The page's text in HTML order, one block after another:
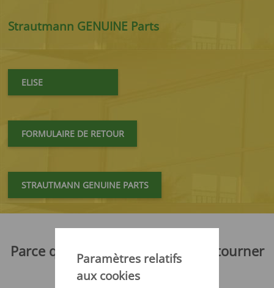
Paramètres relatifs
aux cookies
Strautmann GENUINE Parts
ELISE
FORMULAIRE DE RETOUR
STRAUTMANN GENUINE PARTS
Parce que vos machines doivent tourner
- sans interruption!